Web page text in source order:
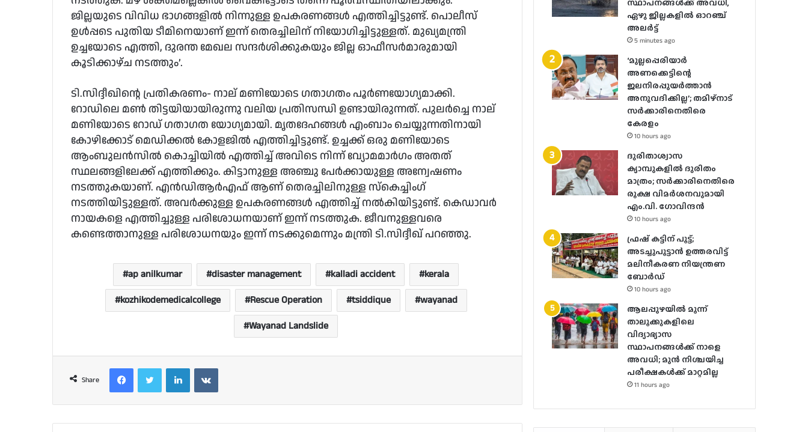
ജില്ലയുടെ വിവിധ ഭാഗങ്ങളിൽ നിന്നുള്ള ഉപകരണങ്ങൾ എത്തിച്ചിട്ടുണ്ട്. പൊലീസ്
ഉൾപ്പടെ പുതിയ ടീമിനെയാണ് ഇന്ന് തെരച്ചിലിന് നിയോഗിച്ചിട്ടുള്ളത്. മുഖ്യമന്ത്രി
ഉച്ചയോടെ എത്തി, ദുരന്ത മേഖല സന്ദർശിക്കുകയും ജില്ല ഓഫീസർമാരുമായി
കൂടിക്കാഴ്ച നടത്തും’.
ടി.സിദ്ദീഖിന്റെ പ്രതികരണം- നാല് മണിയോടെ ഗതാഗതം പൂർണയോഗ്യമാക്കി.
റോഡിലെ മൺ തിട്ടയിയായിരുന്നു വലിയ പ്രതിസന്ധി ഉണ്ടായിരുന്നത്. പുലർച്ചെ നാല്
മണിയോടെ റോഡ് ഗതാഗത യോഗ്യമായി. മൃതദേഹങ്ങൾ എംബാം ചെയ്യുന്നതിനായി
കോഴിക്കോട് മെഡിക്കൽ കോളജിൽ എത്തിച്ചിട്ടുണ്ട്. ഉച്ചക്ക് ഒരു മണിയോടെ
ആംബുലൻസിൽ കൊച്ചിയിൽ എത്തിച്ച് അവിടെ നിന്ന് വ്യോമമാർഗം അതത്
സ്ഥലങ്ങളിലേക്ക് എത്തിക്കും. കിട്ടാനുള്ള അഞ്ചു പേർക്കായുള്ള അന്വേഷണം
നടത്തുകയാണ്. എൻഡിആർഎഫ് ആണ് തെരച്ചിലിനുള്ള സ്‌കെച്ചിംഗ്
നടത്തിയിട്ടുള്ളത്. അവർക്കുള്ള ഉപകരണങ്ങൾ എത്തിച്ച് നൽകിയിട്ടുണ്ട്. കെഡാവർ
നായകളെ എത്തിച്ചുള്ള പരിശോധനയാണ് ഇന്ന് നടത്തുക. ജീവനുള്ളവരെ
കണ്ടെത്താനുള്ള പരിശോധനയും ഇന്ന് നടക്കുമെന്നും മന്ത്രി ടി.സിദ്ദീഖ് പറഞ്ഞു.
ap anilkumar disaster management kalladi accident
kerala
kozhikodemedicalcollege
Rescue Operation tsiddique
wayanad
Wayanad Landslide
Share
FacebookTwitter LinkedInVKontakte
സ്ഥാപനങ്ങള്‍ക്ക് അവധി,
ഏഴു ജില്ലകളില്‍ ഓറഞ്ച്
അലർ‌ട്ട്
5 minutes ago
‘മുല്ലപ്പെരിയാർ
അണക്കെട്ടിന്റെ
ജലനിരപ്പുയർത്താൻ
അനുവദിക്കില്ല’; തമിഴ്‌നാട്
സർക്കാരിനെതിരെ
കേരളം
10 hours ago
ദുരിതാശ്വാസ
ക്യാമ്പുകളിൽ ദുരിതം
മാത്രം; സർക്കാരിനെതിരെ
രൂക്ഷ വിമർശനവുമായി
എം.വി. ഗോവിന്ദൻ
10 hours ago
ഫ്രഷ് കട്ടിന് പൂട്ട്;
അടച്ചുപൂട്ടാന്‍ ഉത്തരവിട്ട്
മലിനീകരണ നിയന്ത്രണ
ബോര്‍ഡ്
10 hours ago
ആലപ്പുഴയിൽ മൂന്ന്
താലൂക്കുകളിലെ
വിദ്യാഭ്യാസ
സ്ഥാപനങ്ങൾക്ക് നാളെ
അവധി; മുൻ നിശ്ചയിച്ച
പരീക്ഷകൾക്ക് മാറ്റമില്ല
11 hours ago